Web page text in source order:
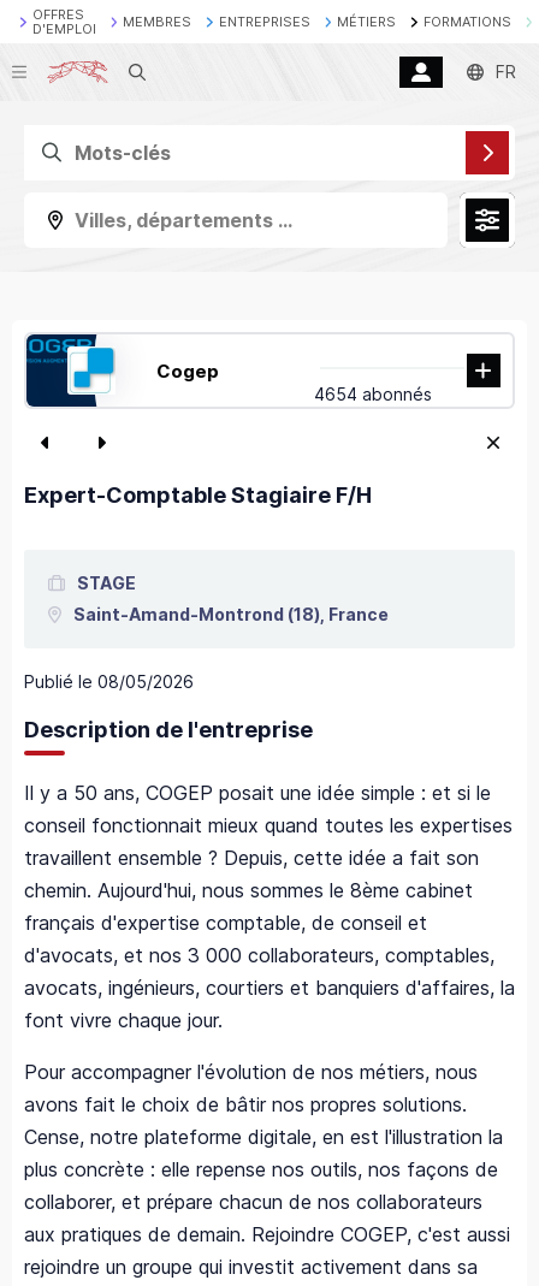
OFFRES
D'EMPLOI
MEMBRES ENTREPRISES MÉTIERS FORMATIONS
Recherche FR
Villes, départements ...
Cogep
4654 abonnés
Expert-Comptable Stagiaire F/H
STAGE
Saint-Amand-Montrond (18), France
Publié le 08/05/2026
Description de l'entreprise
Il y a 50 ans, COGEP posait une idée simple : et si le
conseil fonctionnait mieux quand toutes les expertises
travaillent ensemble ? Depuis, cette idée a fait son
chemin. Aujourd'hui, nous sommes le 8ème cabinet
français d'expertise comptable, de conseil et
d'avocats, et nos 3 000 collaborateurs, comptables,
avocats, ingénieurs, courtiers et banquiers d'affaires, la
font vivre chaque jour.
Pour accompagner l'évolution de nos métiers, nous
avons fait le choix de bâtir nos propres solutions.
Cense, notre plateforme digitale, en est l'illustration la
plus concrète : elle repense nos outils, nos façons de
collaborer, et prépare chacun de nos collaborateurs
aux pratiques de demain. Rejoindre COGEP, c'est aussi
rejoindre un groupe qui investit activement dans sa